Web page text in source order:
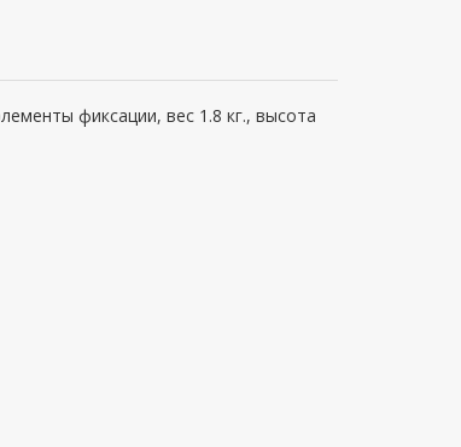
фиксации, вес 1.8 кг., высота